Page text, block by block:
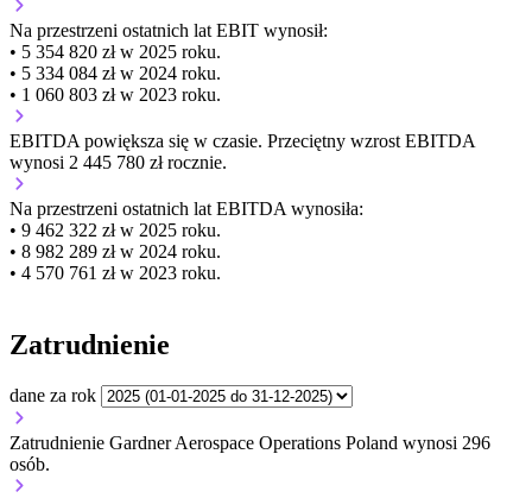
Na przestrzeni ostatnich lat EBIT wynosił:
• 5 354 820 zł w 2025 roku.
• 5 334 084 zł w 2024 roku.
• 1 060 803 zł w 2023 roku.
EBITDA powiększa się w czasie. Przeciętny wzrost EBITDA
wynosi 2 445 780 zł rocznie.
Na przestrzeni ostatnich lat EBITDA wynosiła:
• 9 462 322 zł w 2025 roku.
• 8 982 289 zł w 2024 roku.
• 4 570 761 zł w 2023 roku.
Zatrudnienie
dane za rok
Zatrudnienie Gardner Aerospace Operations Poland wynosi 296
osób.